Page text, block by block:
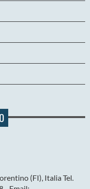
(FI), Italia Tel.